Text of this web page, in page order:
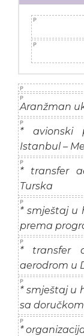
Aranžman
* avionski
Istanbul –
* transfer
Turska
* smještaj u
prema
* transfer
aerodrom u
* smještaj u
sa
*